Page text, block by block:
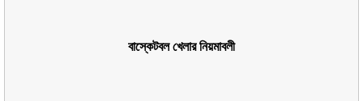
বাস্কেটবল খেলার নিয়মাবলী